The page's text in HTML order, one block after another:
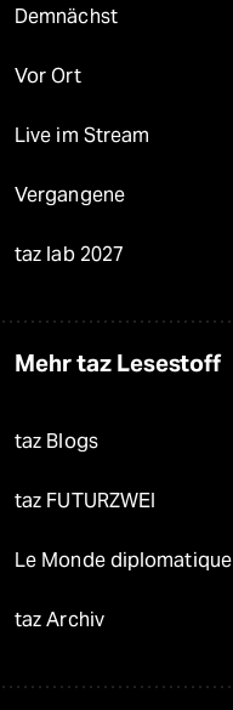
Demnächst
Vor Ort
Live im Stream
Vergangene
taz lab 2027
Mehr taz Lesestoff
taz Blogs
taz FUTURZWEI
Le Monde diplomatique
taz Archiv